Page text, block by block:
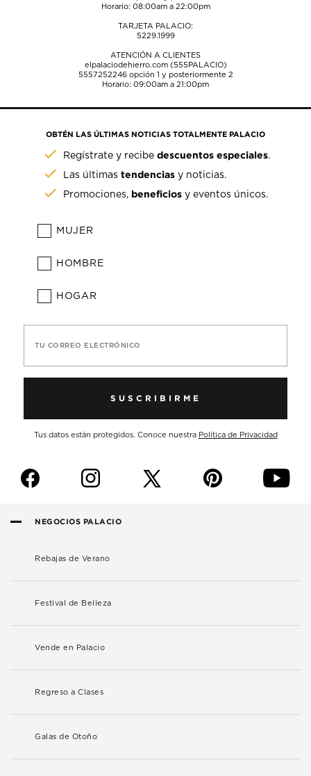
Horario: 08:00am a 22:00pm
TARJETA PALACIO:
5229.1999
ATENCIÓN A CLIENTES
elpalaciodehierro.com (555PALACIO)
5557252246opción 1 y posteriormente 2
Horario: 09:00am a 21:00pm
OBTÉN LAS ÚLTIMAS NOTICIAS TOTALMENTE PALACIO
Regístrate y recibedescuentos especiales.
Las últimastendencias y noticias.
Promociones, beneficios y eventos únicos.
MUJER
HOMBRE
HOGAR
TU CORREO ELECTRÓNICO
SUSCRIBIRME
Tus datos están protegidos. Conoce nuestra Política de Privacidad
f i p y
NEGOCIOS PALACIO
Rebajas de Verano
Festival de Belleza
Vende en Palacio
Regreso a Clases
Galas de Otoño